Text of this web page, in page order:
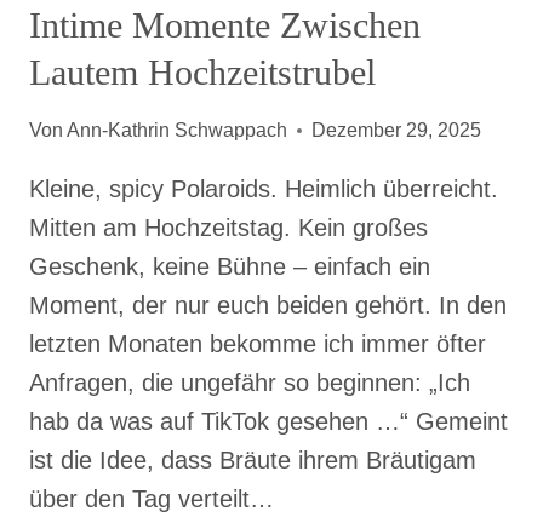
Intime Momente Zwischen
Lautem Hochzeitstrubel
Von Ann-Kathrin Schwappach Dezember 29, 2025
Kleine, spicy Polaroids. Heimlich überreicht.
Mitten am Hochzeitstag. Kein großes
Geschenk, keine Bühne – einfach ein
Moment, der nur euch beiden gehört. In den
letzten Monaten bekomme ich immer öfter
Anfragen, die ungefähr so beginnen: „Ich
hab da was auf TikTok gesehen …“ Gemeint
ist die Idee, dass Bräute ihrem Bräutigam
über den Tag verteilt…